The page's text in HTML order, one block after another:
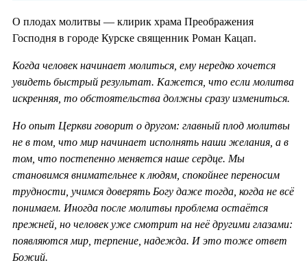
О плодах молитвы — клирик храма Преображения
Господня в городе Курске священник Роман Кацап.
Когда человек начинает молиться, ему нередко хочется
увидеть быстрый результат. Кажется, что если молитва
искренняя, то обстоятельства должны сразу измениться.
Но опыт Церкви говорит о другом: главный плод молитвы
не в том, что мир начинает исполнять наши желания, а в
том, что постепенно меняется наше сердце. Мы
становимся внимательнее к людям, спокойнее переносим
трудности, учимся доверять Богу даже тогда, когда не всё
понимаем. Иногда после молитвы проблема остаётся
прежней, но человек уже смотрит на неё другими глазами:
появляются мир, терпение, надежда. И это тоже ответ
Божий.